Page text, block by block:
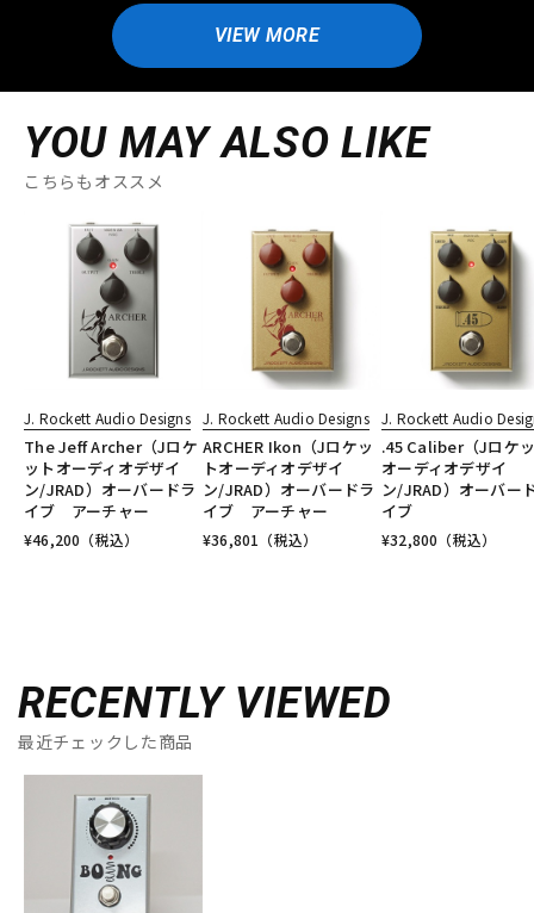
VIEW MORE
YOU MAY ALSO LIKE
こちらもオススメ
J. Rockett Audio Designs
The Jeff Archer（Jロケ
ットオーディオデザイ
ン/JRAD）オーバードラ
イブ アーチャー
¥46,200 （税込）
J. Rockett Audio Designs
ARCHER Ikon（Jロケッ
トオーディオデザイ
ン/JRAD）オーバードラ
イブ アーチャー
¥36,801 （税込）
J. Rockett Audio
.45 Caliber（Jロケ
オーディオデザイ
ン/JRAD）オーバー
イブ
¥32,800 （税込）
RECENTLY VIEWED
最近チェックした商品